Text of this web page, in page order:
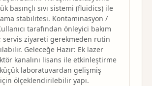
basınçlı sıvı sistemi (fluidics) ile
stabilitesi. Kontaminasyon /
tarafından önleyici bakım
servis ziyareti gerekmeden rutin
Geleceğe Hazır: Ek lazer
kanalını lisans ile etkinleştirme
laboratuvardan gelişmiş
ölçeklendirilebilir yapı.